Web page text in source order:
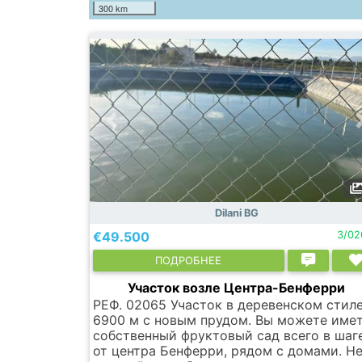
300 km
Dilani BG
€49.500 3/
ПОДРОБНЕЕ
Участок возле Центра-Бенферри
РЕФ. 02065 Участок в деревенском
6900 м с новым прудом. Вы можете
собственный фруктовый сад всего в
от центра Бенферри, рядом с домами. Не